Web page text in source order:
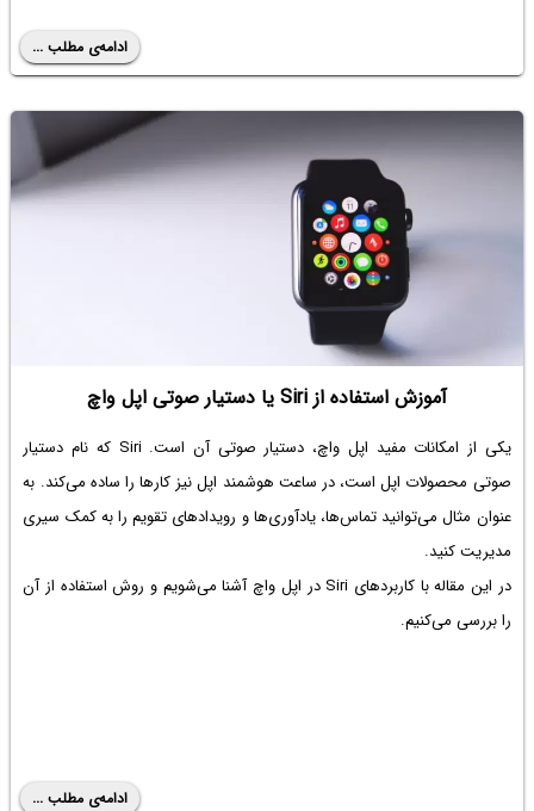
ادامه‌ی مطلب ...
آموزش استفاده از Siri یا دستیار صوتی اپل واچ
یکی از امکانات مفید اپل واچ، دستیار صوتی آن است. Siri که نام دستیار
صوتی محصولات اپل است، در ساعت هوشمند اپل نیز کارها را ساده می‌کند. به
عنوان مثال می‌توانید تماس‌ها، یادآوری‌ها و رویدادهای تقویم را به کمک سیری
مدیریت کنید.
در این مقاله با کاربردهای Siri در اپل واچ آشنا می‌شویم و روش استفاده از آن
را بررسی می‌کنیم.
ادامه‌ی مطلب ...